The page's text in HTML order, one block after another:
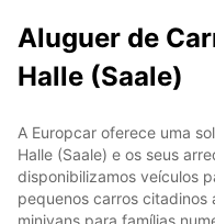
Aluguer de
Halle (Saale)
A Europcar oferece uma
Halle (Saale) e os seus
disponibilizamos veículos
pequenos carros citadinos
minivans para famílias